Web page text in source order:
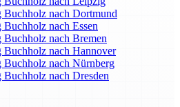
nach Dortmund
nach Essen
nach Bremen
nach Hannover
nach Nürnberg
nach Dresden